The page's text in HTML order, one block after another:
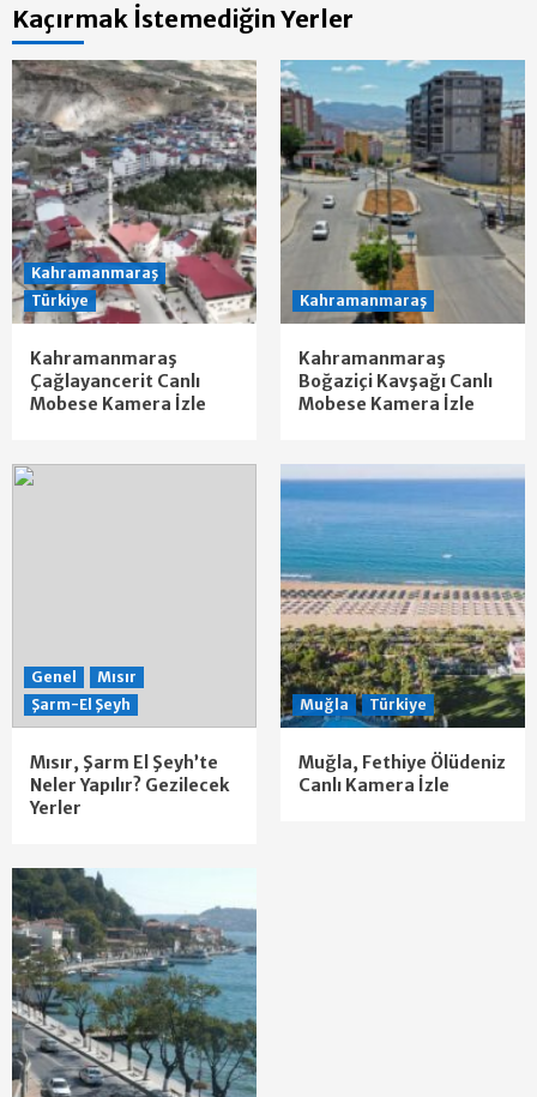
Kaçırmak İstemediğin Yerler
Kahramanmaraş
Türkiye
Kahramanmaraş
Çağlayancerit Canlı
Mobese Kamera İzle
Kahramanmaraş
Kahramanmaraş
Boğaziçi Kavşağı Canlı
Mobese Kamera İzle
Genel
Mısır
Şarm-El Şeyh
Mısır, Şarm El Şeyh’te
Neler Yapılır? Gezilecek
Yerler
Muğla Türkiye
Muğla, Fethiye Ölüdeniz
Canlı Kamera İzle